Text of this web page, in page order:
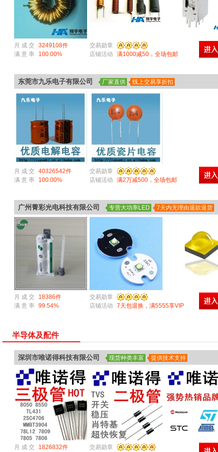
月 成 交 3249108件
交易勋章
满 意 率
100.00% 店铺活动 满1000减50，全场包邮
东莞市九乐电子有限公司 厂家直供 线上交易享折扣
月 成 交 40326542件
交易勋章
满 意 率
100.00% 店铺活动 满2万减500，全场包邮
广州菁彩光电科技有限公司 专营大功率LED 7天内无理由退款退货
月 成 交 18386件
交易勋章
满 意 率 99.54% 店铺活动 7天包退换，满5555享VIP
半导体及配件
深圳市唯诺得科技有限公司 现货种类丰富 提供技术支持
月 成 交 1826832件
交易勋章